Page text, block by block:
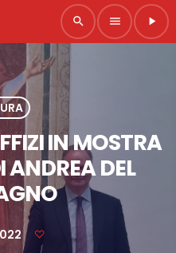
search menu play_arrow
IN MOSTRA
ANDREA DEL